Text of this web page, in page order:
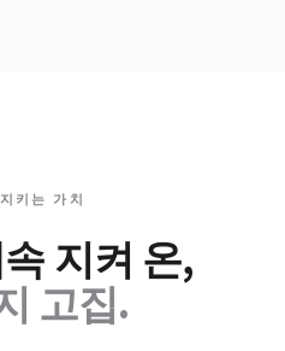
키는 가치
지켜 온,
고집.